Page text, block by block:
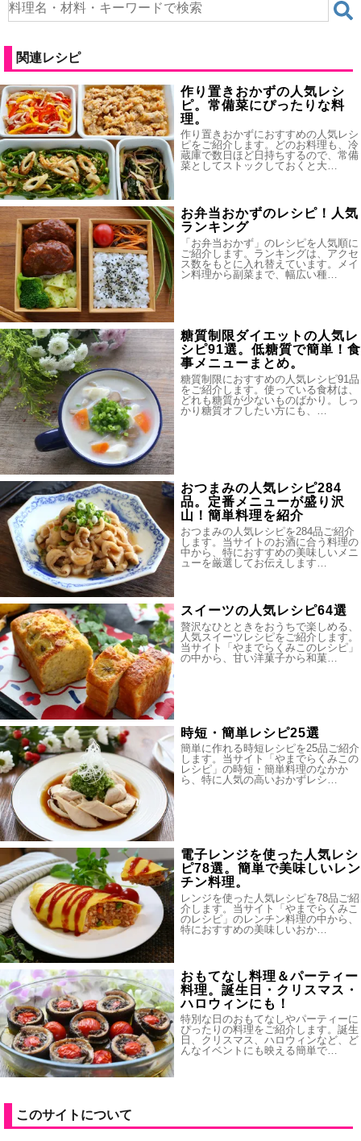
関連レシピ
作り置きおかずの人気レシ
ピ。常備菜にぴったりな料
理。
作り置きおかずにおすすめの人気レシ
ピをご紹介します。どのお料理も、冷
蔵庫で数日ほど日持ちするので、常備
菜としてストックしておくと大…
お弁当おかずのレシピ！人気
ランキング
「お弁当おかず」のレシピを人気順に
ご紹介します。ランキングは、アクセ
ス数をもとに入れ替えています。メイ
ン料理から副菜まで、幅広い種…
糖質制限ダイエットの人気レ
シピ91選。低糖質で簡単！食
事メニューまとめ。
糖質制限におすすめの人気レシピ91品
をご紹介します。使っている食材は、
どれも糖質が少ないものばかり。しっ
かり糖質オフしたい方にも、…
おつまみの人気レシピ284
品。定番メニューが盛り沢
山！簡単料理を紹介
おつまみの人気レシピを284品ご紹介
します。当サイトのお酒に合う料理の
中から、特におすすめの美味しいメニ
ューを厳選してお伝えします…
スイーツの人気レシピ64選
贅沢なひとときをおうちで楽しめる、
人気スイーツレシピをご紹介します。
当サイト「やまでらくみこのレシピ」
の中から、甘い洋菓子から和菓…
時短・簡単レシピ25選
簡単に作れる時短レシピを25品ご紹介
します。当サイト「やまでらくみこの
レシピ」の時短・簡単料理のなかか
ら、特に人気の高いおかずレシ…
電子レンジを使った人気レシ
ピ78選。簡単で美味しいレン
チン料理。
レンジを使った人気レシピを78品ご紹
介します。当サイト「やまでらくみこ
のレシピ」のレンチン料理の中から、
特におすすめの美味しいおか…
おもてなし料理＆パーティー
料理。誕生日・クリスマス・
ハロウィンにも！
特別な日のおもてなしやパーティーに
ぴったりの料理をご紹介します。誕生
日、クリスマス、ハロウィンなど、ど
んなイベントにも映える簡単で…
このサイトについて